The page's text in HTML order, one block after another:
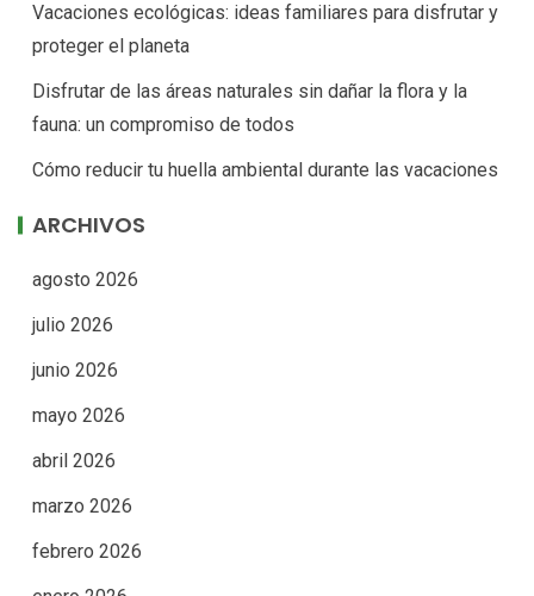
Vacaciones ecológicas: ideas familiares para disfrutar y
proteger el planeta
Disfrutar de las áreas naturales sin dañar la flora y la
fauna: un compromiso de todos
Cómo reducir tu huella ambiental durante las vacaciones
ARCHIVOS
agosto 2026
julio 2026
junio 2026
mayo 2026
abril 2026
marzo 2026
febrero 2026